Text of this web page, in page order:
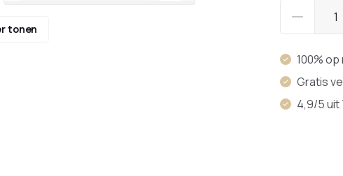
tonen
100%
Gratis
4,9/5 uit